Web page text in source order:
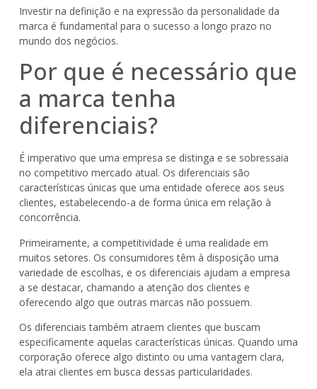
Investir na definição e na expressão da personalidade da
marca é fundamental para o sucesso a longo prazo no
mundo dos negócios.
Por que é necessário que
a marca tenha
diferenciais?
É imperativo que uma empresa se distinga e se sobressaia
no competitivo mercado atual. Os diferenciais são
características únicas que uma entidade oferece aos seus
clientes, estabelecendo-a de forma única em relação à
concorrência.
Primeiramente, a competitividade é uma realidade em
muitos setores. Os consumidores têm à disposição uma
variedade de escolhas, e os diferenciais ajudam a empresa
a se destacar, chamando a atenção dos clientes e
oferecendo algo que outras marcas não possuem.
Os diferenciais também atraem clientes que buscam
especificamente aquelas características únicas. Quando uma
corporação oferece algo distinto ou uma vantagem clara,
ela atrai clientes em busca dessas particularidades.